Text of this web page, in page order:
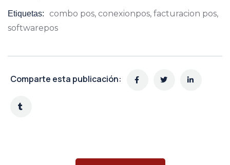
Etiquetas: combo pos, conexionpos, facturacion pos,
softwarepos
Comparte esta publicación: